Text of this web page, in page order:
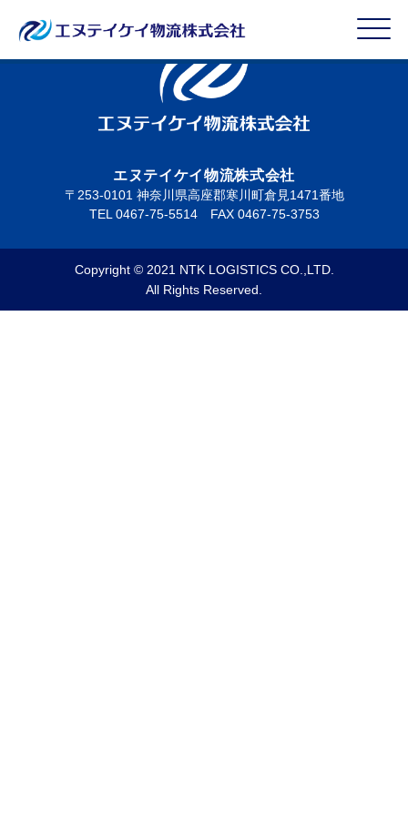
エヌテイケイ物流株式会社
〒253-0101 神奈川県高座郡寒川町倉見1471番地
TEL 0467-75-5514 FAX 0467-75-3753
Copyright © 2021 NTK LOGISTICS CO.,LTD.
All Rights Reserved.